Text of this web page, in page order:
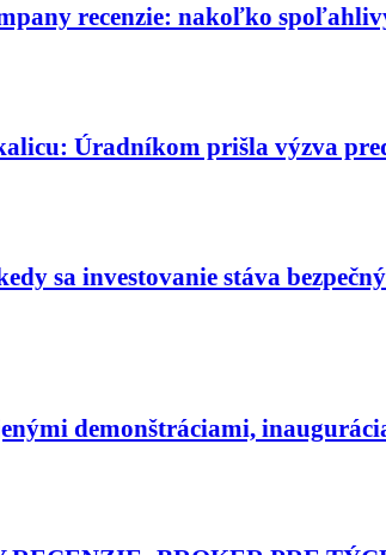
recenzie: nakoľko
Úradníkom prišla výzva
sa investovanie stáva
demonštráciami,